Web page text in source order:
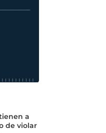
a
de violar